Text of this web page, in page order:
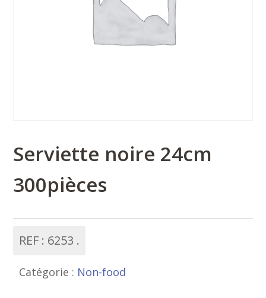
Serviette noire 24cm
300pièces
REF : 6253
Catégorie : Non-food